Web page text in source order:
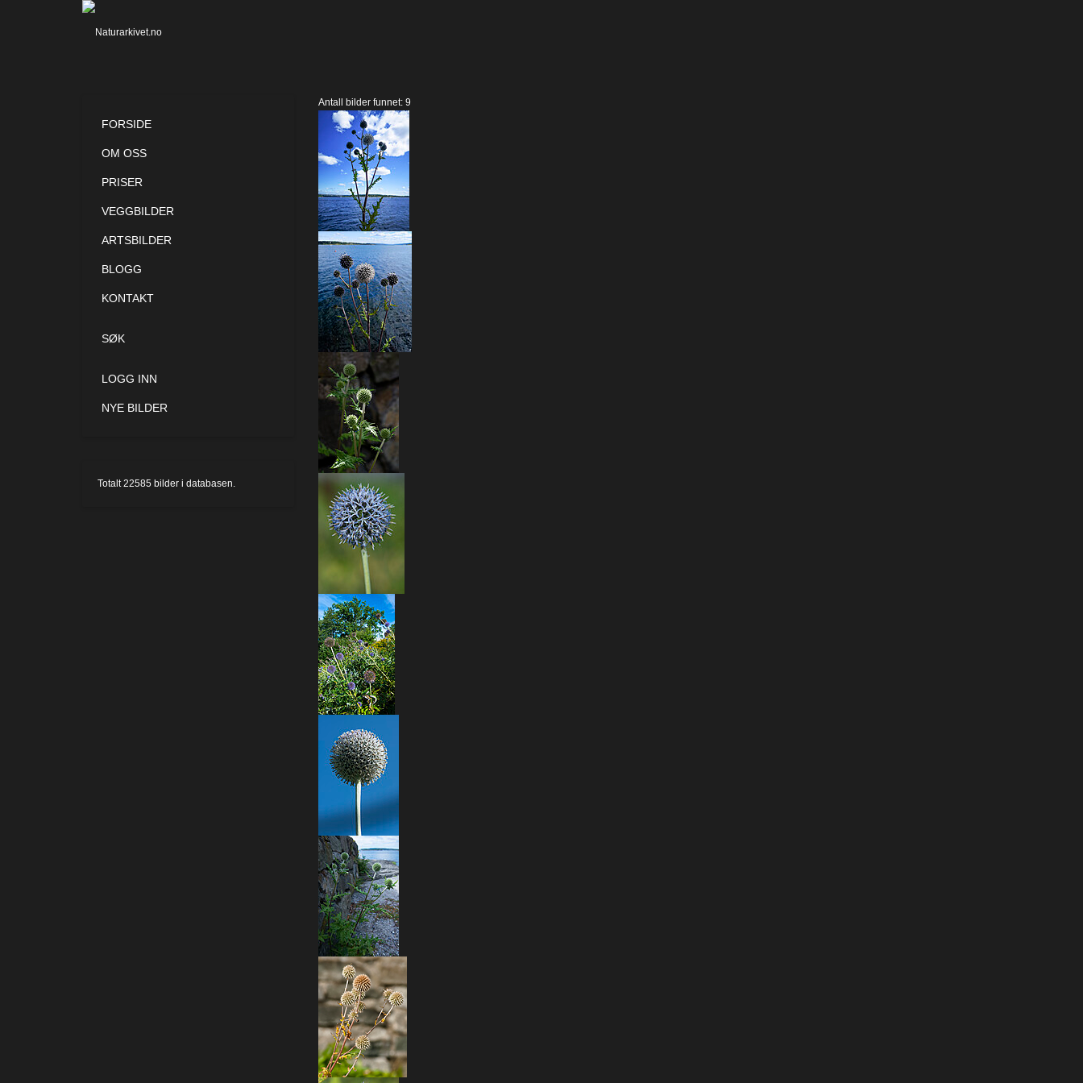
Antall bilder funnet: 9
FORSIDE
OM OSS
PRISER
VEGGBILDER
ARTSBILDER
BLOGG
KONTAKT
SØK
LOGG INN
NYE BILDER
Totalt22585 bilder i databasen.